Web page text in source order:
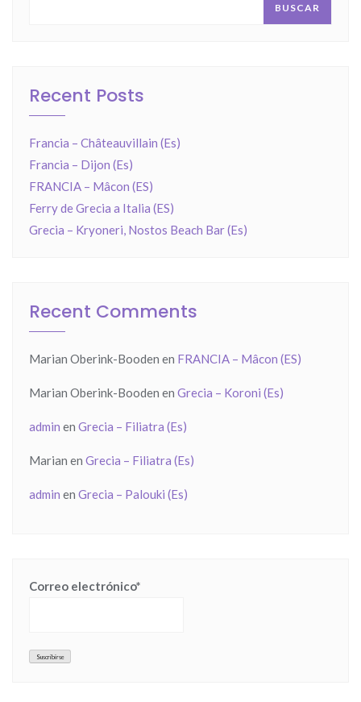
BUSCAR
Recent Posts
Francia – Châteauvillain (Es)
Francia – Dijon (Es)
FRANCIA – Mâcon (ES)
Ferry de Grecia a Italia (ES)
Grecia – Kryoneri, Nostos Beach Bar (Es)
Recent Comments
Marian Oberink-Booden en FRANCIA – Mâcon (ES)
Marian Oberink-Booden en Grecia – Koroni (Es)
admin en Grecia – Filiatra (Es)
Marian en Grecia – Filiatra (Es)
admin en Grecia – Palouki (Es)
Correo electrónico*